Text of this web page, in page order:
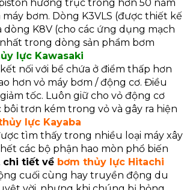
hướng trục trong hơn 50 năm
bơm. Dòng K3VLS (được thiết kế
K8V (cho các ứng dụng mạch
trong dòng sản phẩm bơm
lực Kawasaki
nối với bể chứa ở điểm thấp hơn
hơn vỏ máy bơm / động cơ. Điều
tốc. Luôn giữ cho vỏ động cơ
trơn kém trong vỏ và gây ra hiện
lực Kayaba
tìm thấy trong nhiều loại máy xây
các bộ phận hao mòn phổ biến
chi tiết về bơm thủy lực Hitachi
cuối cùng hay truyền động du